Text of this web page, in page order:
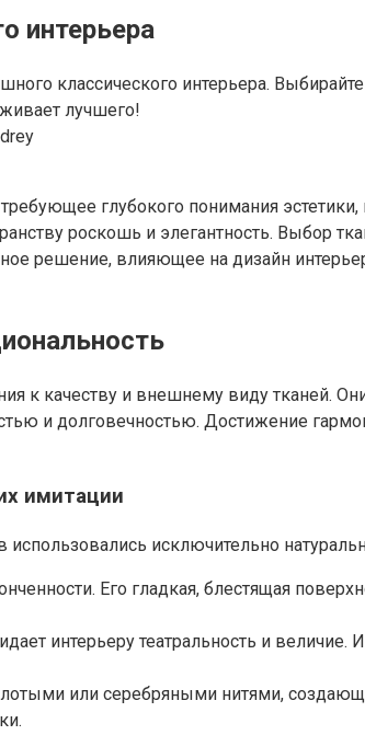
интерьера
классического интерьера.
лучшего!
глубокого понимания
роскошь и элегантность. Выбор
решение, влияющее на дизайн
к качеству и внешнему виду тканей.
и долговечностью. Достижение
имитации
исключительно
Его гладкая, блестящая
интерьеру театральность и
или серебряными нитями,